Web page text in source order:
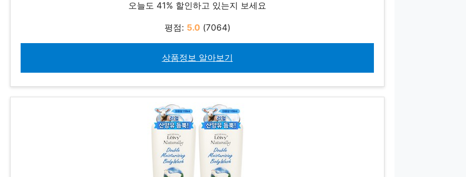
오늘도 41% 할인하고 있는지 보세요
평점: 5.0 (7064)
상품정보 알아보기